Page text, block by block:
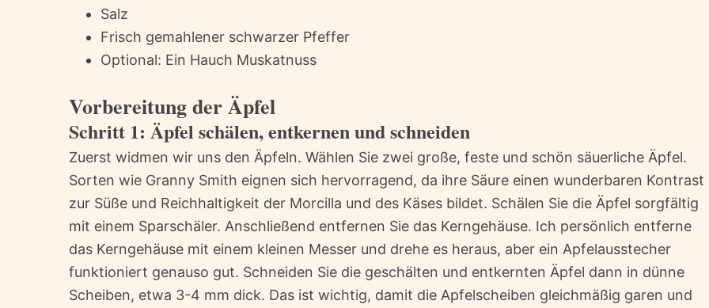
Salz
Frisch gemahlener schwarzer Pfeffer
Optional: Ein Hauch Muskatnuss
Vorbereitung der Äpfel
Schritt 1: Äpfel schälen, entkernen und schneiden
Zuerst widmen wir uns den Äpfeln. Wählen Sie zwei große, feste und schön säuerliche Äpfel.
Sorten wie Granny Smith eignen sich hervorragend, da ihre Säure einen wunderbaren Kontrast
zur Süße und Reichhaltigkeit der Morcilla und des Käses bildet. Schälen Sie die Äpfel sorgfältig
mit einem Sparschäler. Anschließend entfernen Sie das Kerngehäuse. Ich persönlich entferne
das Kerngehäuse mit einem kleinen Messer und drehe es heraus, aber ein Apfelausstecher
funktioniert genauso gut. Schneiden Sie die geschälten und entkernten Äpfel dann in dünne
Scheiben, etwa 3-4 mm dick. Das ist wichtig, damit die Apfelscheiben gleichmäßig garen und